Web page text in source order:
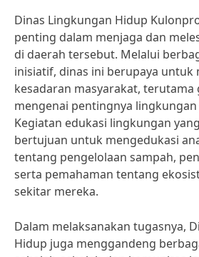
Dinas Lingkungan Hidup
penting dalam menjaga dan
di daerah tersebut. Melalui
inisiatif, dinas ini berupaya untuk
kesadaran masyarakat, terutama
mengenai pentingnya lingkungan
Kegiatan edukasi lingkungan
bertujuan untuk mengedukasi
tentang pengelolaan sampah,
serta pemahaman tentang
sekitar mereka.
Dalam melaksanakan tugasnya,
Hidup juga menggandeng